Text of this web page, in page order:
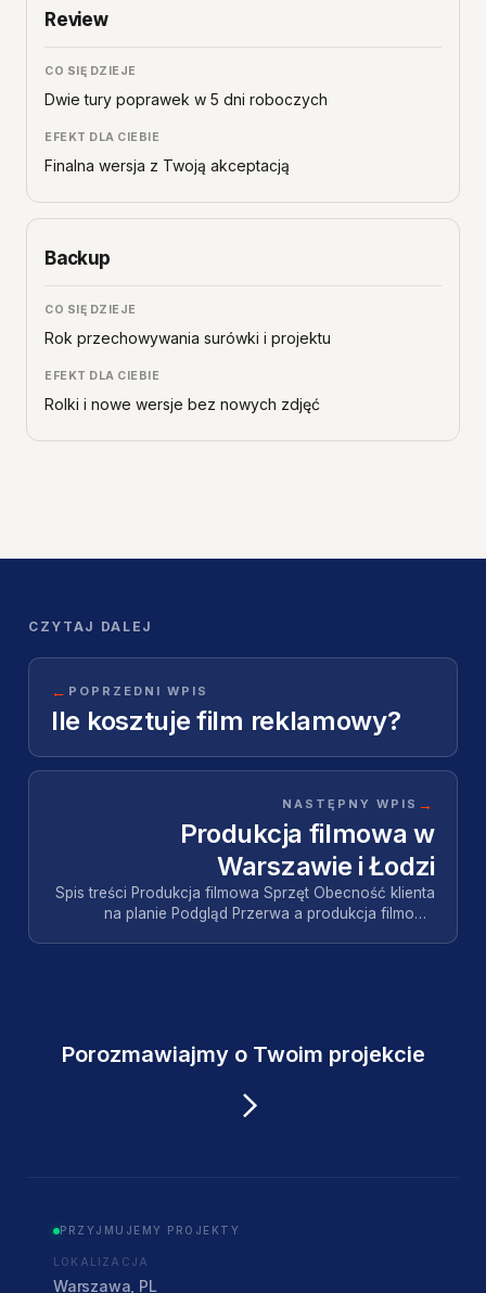
Review
Dwie tury poprawek w 5 dni roboczych
Finalna wersja z Twoją akceptacją
Backup
Rok przechowywania surówki i projektu
Rolki i nowe wersje bez nowych zdjęć
CZYTAJ DALEJ
← POPRZEDNI WPIS
Ile kosztuje film reklamowy?
NASTĘPNY WPIS →
Produkcja filmowa w
Warszawie i Łodzi
Spis treści Produkcja filmowa Sprzęt Obecność klienta
na planie Podgląd Przerwa a produkcja filmowa
Porozmawiajmy o Twoim projekcie
PRZYJMUJEMY PROJEKTY
LOKALIZACJA
Warszawa, PL